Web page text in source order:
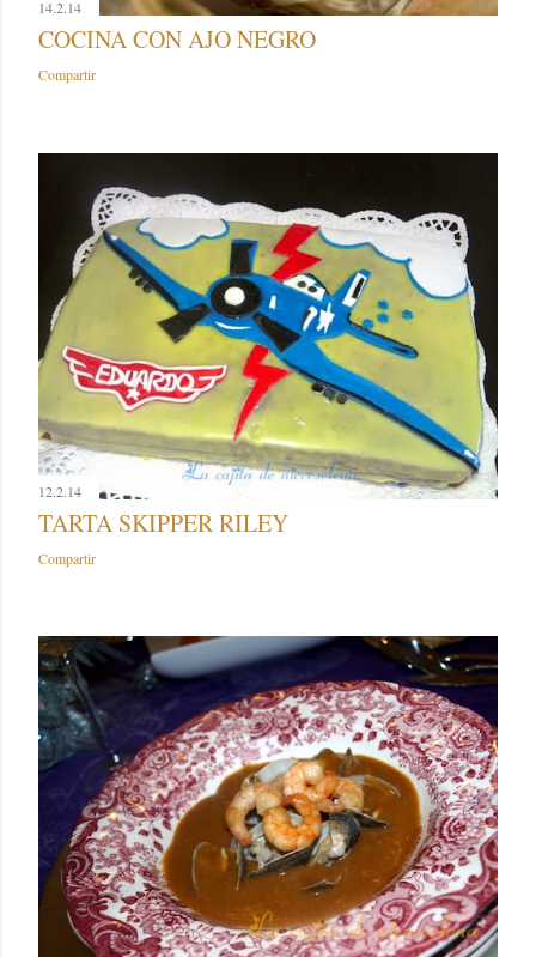
14.2.14
COCINA CON AJO NEGRO
Compartir
12.2.14
TARTA SKIPPER RILEY
Compartir